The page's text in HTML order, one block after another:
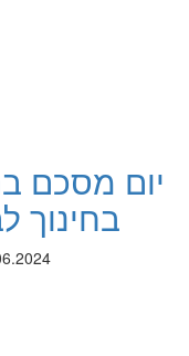
יום מסכם
בחינוך
10.06.2024 בשעה